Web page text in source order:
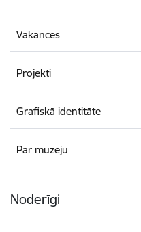
Vakances
Projekti
Grafiskā identitāte
Par muzeju
Noderīgi